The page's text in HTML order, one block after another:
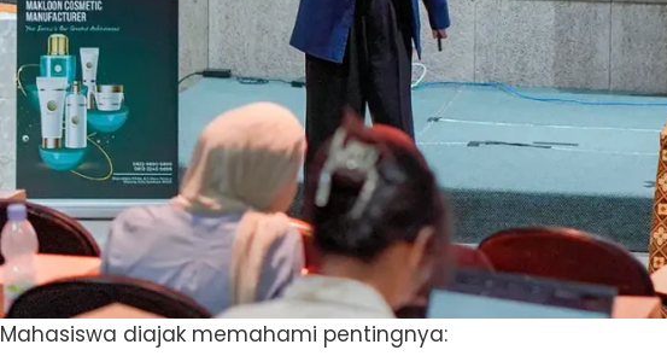
Mahasiswa diajak memahami pentingnya: